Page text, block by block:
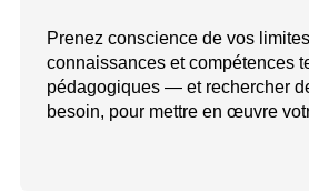
Prenez conscience de vos
connaissances et compétences
pédagogiques — et rechercher
besoin, pour mettre en œuvre